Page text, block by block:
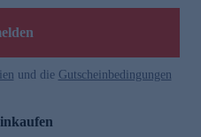
und die Gutscheinbedingungen